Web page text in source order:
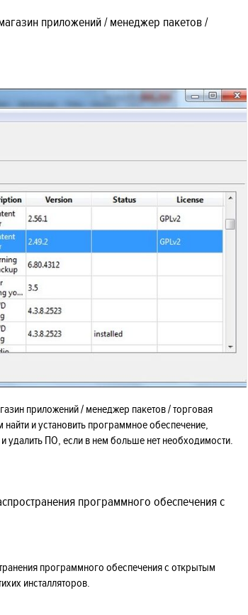
приложений / менеджер пакетов /
приложений / менеджер пакетов / торговая
и установить программное обеспечение,
удалить ПО, если в нем больше нет необходимости.
программного обеспечения с
программного обеспечения с открытым
инсталляторов.